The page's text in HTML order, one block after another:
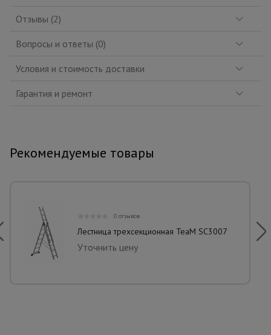
Отзывы (2)
Вопросы и ответы (0)
Условия и стоимость доставки
Гарантия и ремонт
Рекомендуемые товары
0 отзывов
Лестница трехсекционная TeaM SC3007
Уточнить цену